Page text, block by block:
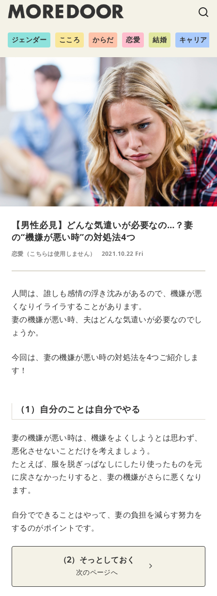
ジェンダー こころ からだ 恋愛 結婚 キャリア
【男性必見】どんな気遣いが必要なの…？妻
の“機嫌が悪い時”の対処法4つ
恋愛（こちらは使用しません） 2021.10.22 Fri
人間は、誰しも感情の浮き沈みがあるので、機嫌が悪
くなりイライラすることがあります。
妻の機嫌が悪い時、夫はどんな気遣いが必要なのでし
ょうか。
今回は、妻の機嫌が悪い時の対処法を4つご紹介しま
す！
（1）自分のことは自分でやる
妻の機嫌が悪い時は、機嫌をよくしようとは思わず、
悪化させないことだけを考えましょう。
たとえば、服を脱ぎっぱなしにしたり使ったものを元
に戻さなかったりすると、妻の機嫌がさらに悪くなり
ます。
自分でできることはやって、妻の負担を減らす努力を
するのがポイントです。
（2）そっとしておく
次のページへ